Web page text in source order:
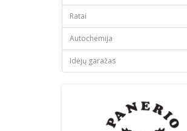
Ratai
Autochemija
Idėjų garažas